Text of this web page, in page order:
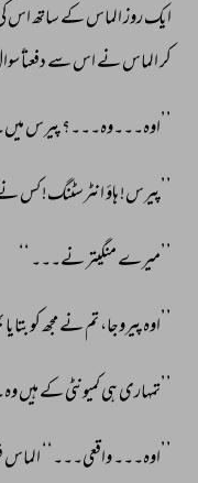
ایک روز الماس کے ساتھ اس
کر الماس نے اس سے دفعتاً
’’اوہ۔۔۔وہ۔۔۔؟ پیرس
’’پیرس! ہاؤ انٹرسٹنگ! کس
’’میرے منگیتر نے۔۔۔
’’اوہ پیروجا، تم نے مجھ کو بتایا
’’تمہاری ہی کمیونٹی کے ہیں
’’اوہ۔۔۔ واقعی۔۔۔‘‘ الماس